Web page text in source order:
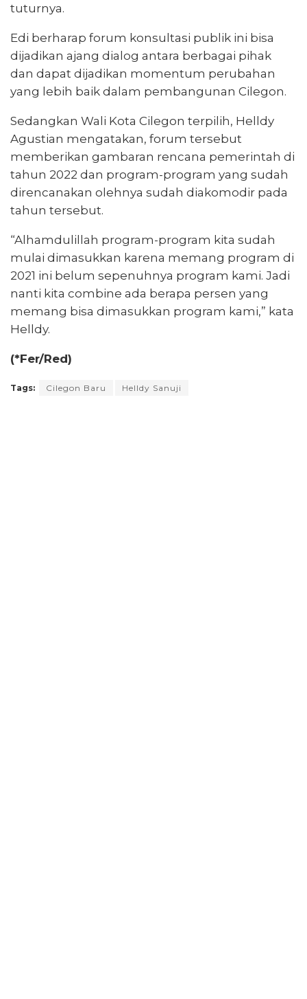
tuturnya.
Edi berharap forum konsultasi publik ini bisa
dijadikan ajang dialog antara berbagai pihak
dan dapat dijadikan momentum perubahan
yang lebih baik dalam pembangunan Cilegon.
Sedangkan Wali Kota Cilegon terpilih, Helldy
Agustian mengatakan, forum tersebut
memberikan gambaran rencana pemerintah di
tahun 2022 dan program-program yang sudah
direncanakan olehnya sudah diakomodir pada
tahun tersebut.
“Alhamdulillah program-program kita sudah
mulai dimasukkan karena memang program di
2021 ini belum sepenuhnya program kami. Jadi
nanti kita combine ada berapa persen yang
memang bisa dimasukkan program kami,” kata
Helldy.
(*Fer/Red)
Tags: Cilegon Baru Helldy Sanuji